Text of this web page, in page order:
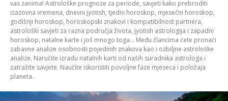
vas zanima! Astrološke prognoze za periode, savjeti kako prebroditi
izazovna vremena, dnevni jyotish, tjedni horoskop, mjesečni horoskop,
godišnji horoskop, horoskopski znakovi i kompatibilnost partnera,
astrološki savjeti za razna područja života, jyotish astrologija i zapadni
horoskop, natalne karte i još mnogo toga… Među člancima ćete pronaći
zabavne analize osobnosti pojedinih znakova kao i ozbiljne astrološke
analize. Naručite izradu natalnih karti od naših suradnika astrologa i
zatražite savjete. Naučite iskoristiti povoljne faze mjeseca i položaja
planeta.